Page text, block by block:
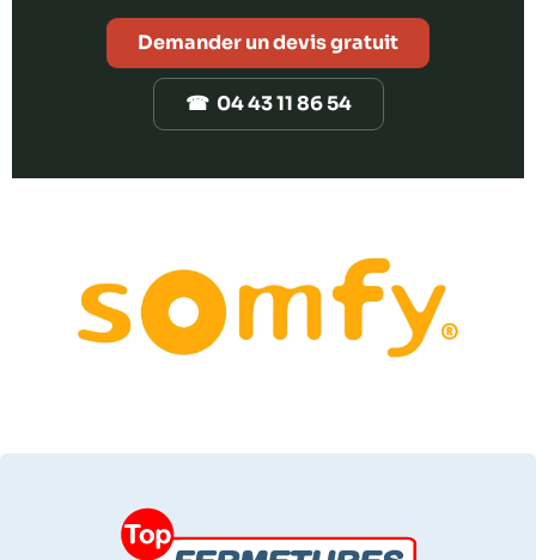
Demander un devis gratuit
☎ 04 43 11 86 54